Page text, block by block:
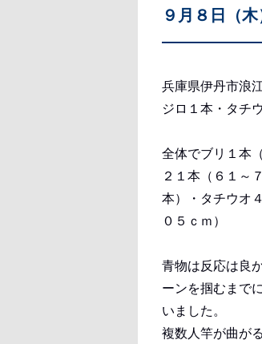
９月８日（
兵庫県伊丹市浪
ジロ１本・タチ
全体でブリ１本
２１本（６１～
本）・タチウオ
０５ｃｍ）
青物は反応は良
ーンを掴むまで
いました。
複数人竿が曲が